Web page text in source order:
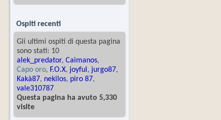
Ospiti recenti
Gli ultimi ospiti di questa pagina
sono stati: 10
alek_predator, Caimanos,
Capo oro, F.O.X, joyful , jurgo87,
Kakà87, nekilos, piro 87,
vale310787
Questa pagina ha avuto 5,330
visite